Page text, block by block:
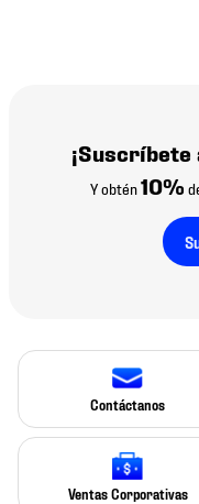
Y obtén10%
Contáctanos
Ventas Corporativas